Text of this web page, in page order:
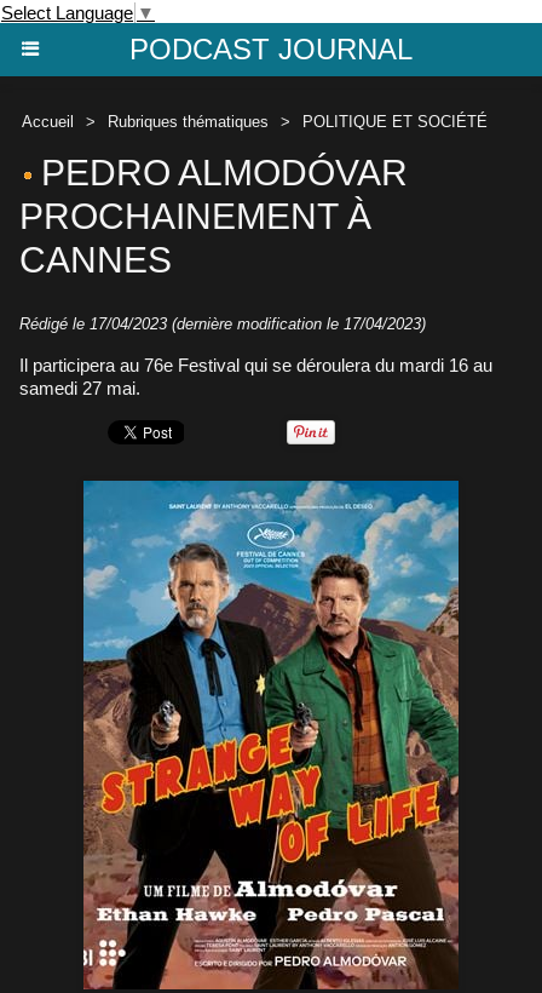
Select Language ▼
PODCAST JOURNAL
Accueil > Rubriques thématiques > POLITIQUE ET SOCIÉTÉ
PEDRO ALMODÓVAR
PROCHAINEMENT À
CANNES
Rédigé le 17/04/2023 (dernière modification le 17/04/2023)
Il participera au 76e Festival qui se déroulera du mardi 16 au
samedi 27 mai.